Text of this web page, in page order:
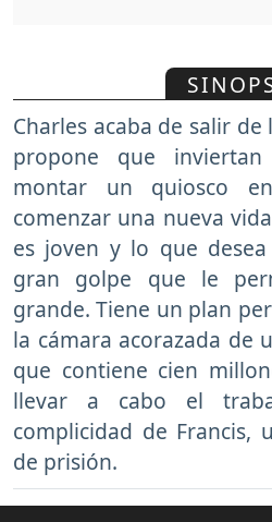
Charles acaba de salir
propone que
montar un quiosco
comenzar una nueva
es joven y lo que
gran golpe que le
grande. Tiene un plan
la cámara acorazada de
que contiene cien
llevar a cabo el
complicidad de Francis,
de prisión.